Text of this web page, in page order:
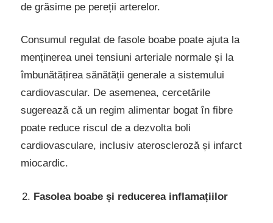
de grăsime pe pereții arterelor.
Consumul regulat de fasole boabe poate ajuta la
menținerea unei tensiuni arteriale normale și la
îmbunătățirea sănătății generale a sistemului
cardiovascular. De asemenea, cercetările
sugerează că un regim alimentar bogat în fibre
poate reduce riscul de a dezvolta boli
cardiovasculare, inclusiv ateroscleroză și infarct
miocardic.
Fasolea boabe și reducerea inflamațiilor